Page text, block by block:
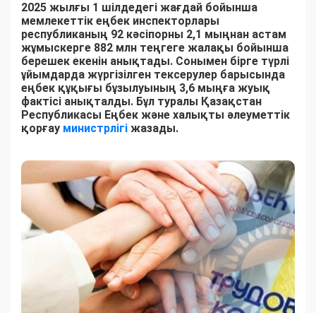
2025 жылғы 1 шілдедегі жағдай бойынша
мемлекеттік еңбек инспекторлары
республиканың 92 кәсіпорны 2,1 мыңнан астам
жұмыскерге 882 млн теңгеге жалақы бойынша
берешек екенін анықтады. Сонымен бірге түрлі
ұйымдарда жүргізілген тексерулер барысында
еңбек құқығы бұзылуының 3,6 мыңға жуық
фактісі анықталды. Бұл туралы Қазақстан
Республикасы Еңбек және халықты әлеуметтік
қорғау министрлігі жазады.